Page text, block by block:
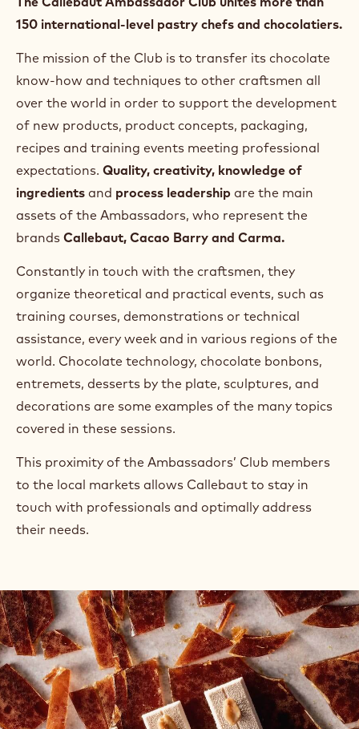
150 international-level pastry chefs and chocolatiers.
The mission of the Club is to transfer its chocolate
know-how and techniques to other craftsmen all
over the world in order to support the development
of new products, product concepts, packaging,
recipes and training events meeting professional
expectations. Quality, creativity, knowledge of
ingredients and process leadership are the main
assets of the Ambassadors, who represent the
brands Callebaut, Cacao Barry and Carma.
Constantly in touch with the craftsmen, they
organize theoretical and practical events, such as
training courses, demonstrations or technical
assistance, every week and in various regions of the
world. Chocolate technology, chocolate bonbons,
entremets, desserts by the plate, sculptures, and
decorations are some examples of the many topics
covered in these sessions.
This proximity of the Ambassadors’ Club members
to the local markets allows Callebaut to stay in
touch with professionals and optimally address
their needs.